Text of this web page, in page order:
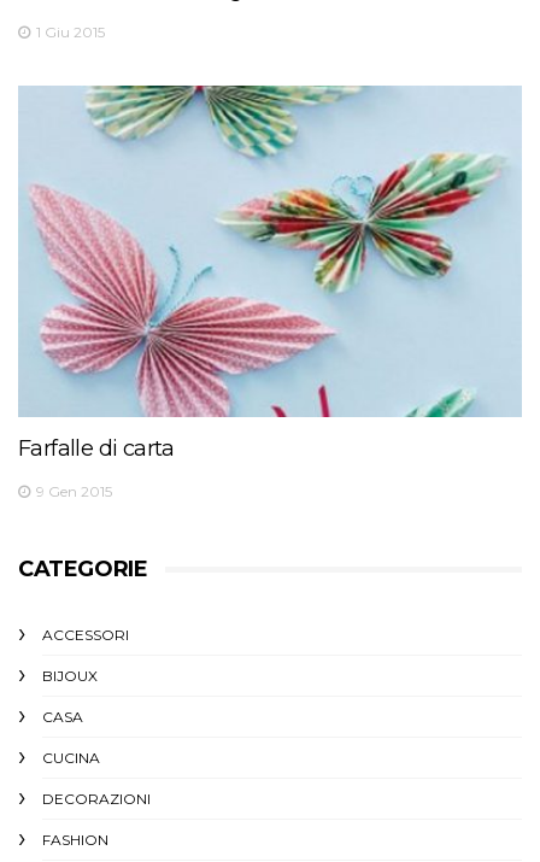
1 Giu 2015
Farfalle di carta
9 Gen 2015
CATEGORIE
ACCESSORI
BIJOUX
CASA
CUCINA
DECORAZIONI
FASHION